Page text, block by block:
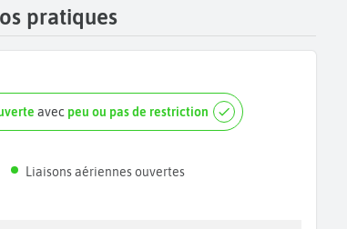
pratiques
avec peu ou pas de restriction
Liaisons aériennes ouvertes